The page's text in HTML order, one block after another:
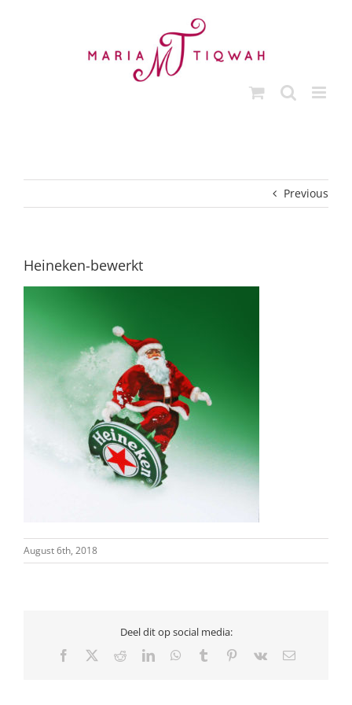
Previous
Heineken-bewerkt
August 6th, 2018
Deel dit op social media:
Facebook RedditLinkedInWhatsApp
Tumblr Pinterest
Vk Email